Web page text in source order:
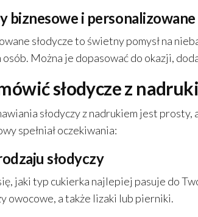
biznesowe i personalizowane
słodycze to świetny pomysł na
osób. Można je dopasować do okazji,
słodycze z
słodyczy z nadrukiem jest
spełniał oczekiwania:
słodyczy
jaki typ cukierka najlepiej pasuje do
owocowe, a także lizaki lub pierniki.